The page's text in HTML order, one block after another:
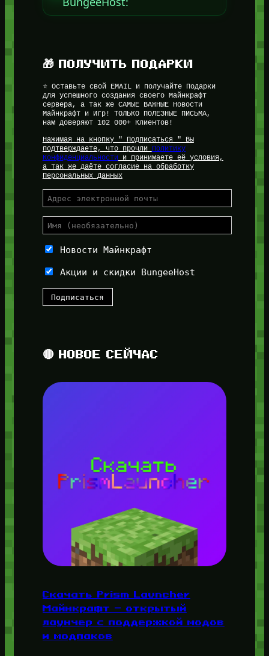
🎁 ПОЛУЧИТЬ ПОДАРКИ
⭐ Оставьте свой EMAIL и получайте Подарки
для успешного создания своего Майнкрафт
сервера, а так же САМЫЕ ВАЖНЫЕ Новости
Майнкрафт и Игр! ТОЛЬКО ПОЛЕЗНЫЕ ПИСЬМА,
нам доверяют 102 000+ Клиентов!
Нажимая на кнопку " Подписаться " Вы
подтверждаете, что прочли Политику
Конфиденциальностии принимаете её условия,
а так же даёте согласие на обработку
Персональных Данных
Новости Майнкрафт
Акции и скидки BungeeHost
🔴 НОВОЕ СЕЙЧАС
Скачать Prism Launcher
Майнкрафт — открытый
лаунчер с поддержкой модов
и модпаков